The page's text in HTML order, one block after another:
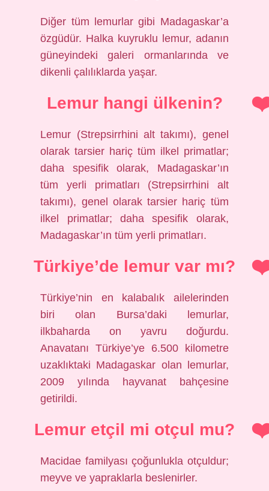
Diğer tüm lemurlar gibi Madagaskar’a
özgüdür. Halka kuyruklu lemur, adanın
güneyindeki galeri ormanlarında ve
dikenli çalılıklarda yaşar.
Lemur hangi ülkenin?
Lemur (Strepsirrhini alt takımı), genel
olarak tarsier hariç tüm ilkel primatlar;
daha spesifik olarak, Madagaskar’ın
tüm yerli primatları (Strepsirrhini alt
takımı), genel olarak tarsier hariç tüm
ilkel primatlar; daha spesifik olarak,
Madagaskar’ın tüm yerli primatları.
Türkiye’de lemur var mı?
Türkiye’nin en kalabalık ailelerinden
biri olan Bursa’daki lemurlar,
ilkbaharda on yavru doğurdu.
Anavatanı Türkiye’ye 6.500 kilometre
uzaklıktaki Madagaskar olan lemurlar,
2009 yılında hayvanat bahçesine
getirildi.
Lemur etçil mi otçul mu?
Macidae familyası çoğunlukla otçuldur;
meyve ve yapraklarla beslenirler.